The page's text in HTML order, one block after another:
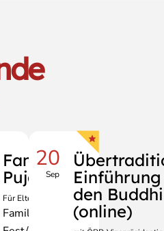
in
Erika Erber
Familien-
Puja
Für Eltern und Kinder
Familie
20
Sep
den
(online)